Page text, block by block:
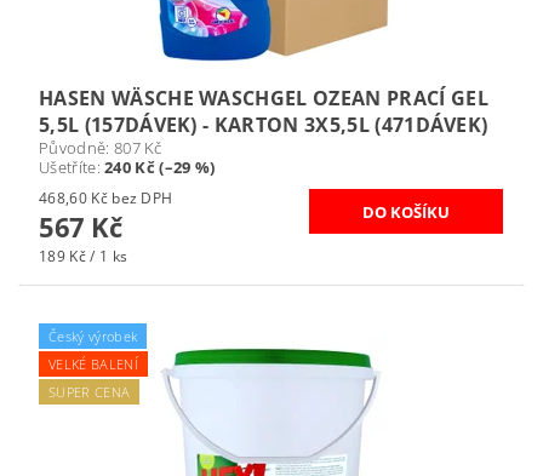
HASEN WÄSCHE WASCHGEL OZEAN PRACÍ GEL
5,5L (157DÁVEK) - KARTON 3X5,5L (471DÁVEK)
Původně: 807 Kč
Ušetříte:240 Kč (–29 %)
468,60 Kč bez DPH
567 Kč
189 Kč / 1 ks
Český výrobek
VELKÉ BALENÍ
SUPER CENA